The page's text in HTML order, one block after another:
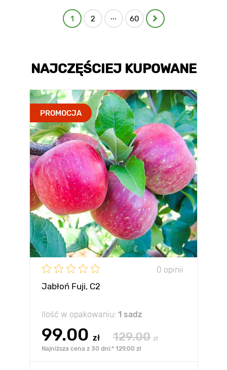
1 2 ... 60
NAJCZĘŚCIEJ KUPOWANE
PROMOCJA
0 opinii
Jabłoń Fuji, С2
Ilość w opakowaniu: 1 sadz
99.00 zł 129.00 zł
Najniższa cena z 30 dni:* 129.00 zł